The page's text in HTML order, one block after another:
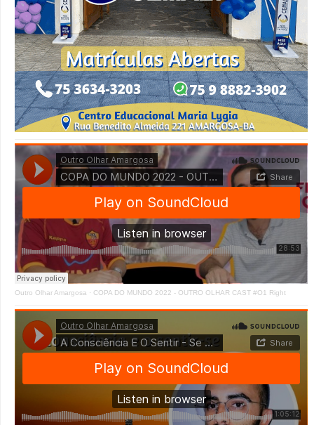
Outro Olhar Amargosa · COPA DO MUNDO 2022 - OUTRO OLHAR CAST #O1 Right